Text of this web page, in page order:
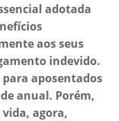
adotada
aos seus
indevido.
aposentados
anual. Porém,
agora,